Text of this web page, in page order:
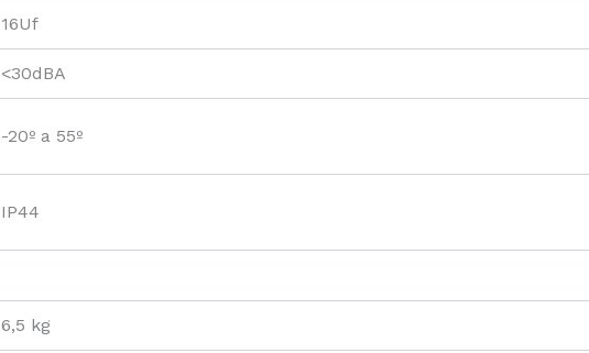
16Uf
<30dBA
-20º a 55º
IP44
6,5 kg